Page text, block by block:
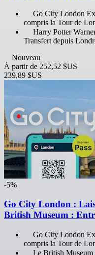
Go City London
compris la Tour de
Harry Potter
Transfert depuis
Nouveau
À partir de 252,52 $US
239,89 $US
-5%
Go City London :
British Museum :
Go City London
compris la Tour de
Le British